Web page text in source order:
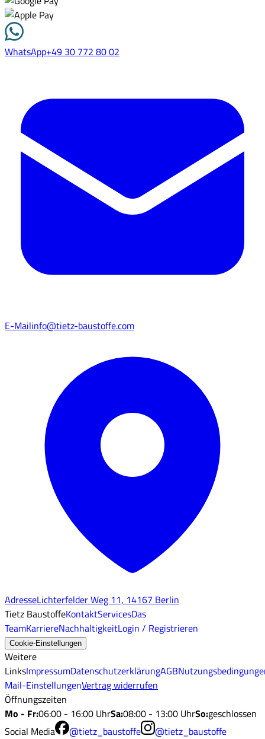
WhatsApp+49 30 772 80 02
E-Mailinfo@tietz-baustoffe.com
AdresseLichterfelder Weg 11, 14167 Berlin
Tietz BaustoffeKontaktServicesDas
TeamKarriereNachhaltigkeitLogin / Registrieren
Cookie-Einstellungen
Weitere
LinksImpressumDatenschutzerklärungAGB
Mail-EinstellungenVertrag widerrufen
Öffnungszeiten
Mo - Fr:06:00 - 16:00 UhrSa:08:00 - 13:00 UhrSo:geschlossen
Social Media
@tietz_baustoffe @tietz_baustoffe